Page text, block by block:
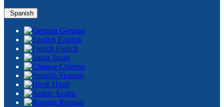
Spanish
German
English
French
Japan
Chinese
Spanish
Hindi
Arabic
Russian